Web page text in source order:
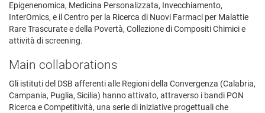
Epigenenomica, Medicina Personalizzata, Invecchiamento,
InterOmics, e il Centro per la Ricerca di Nuovi Farmaci per Malattie
Rare Trascurate e della Povertà, Collezione di Compositi Chimici e
attività di screening.
Main collaborations
Gli istituti del DSB afferenti alle Regioni della Convergenza (Calabria,
Campania, Puglia, Sicilia) hanno attivato, attraverso i bandi PON
Ricerca e Competitività, una serie di iniziative progettuali che